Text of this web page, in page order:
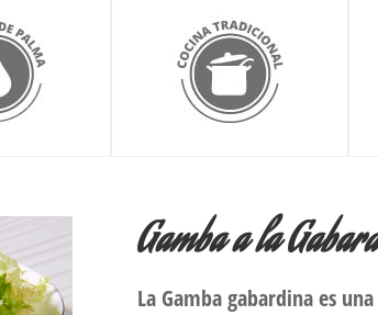
Gamba a la
La Gamba gabardina es